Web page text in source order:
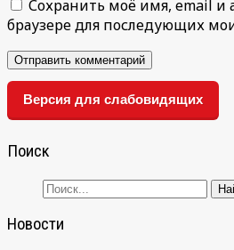
Сохранить моё имя, email и
браузере для последующих
Версия для слабовидящих
Поиск
Новости